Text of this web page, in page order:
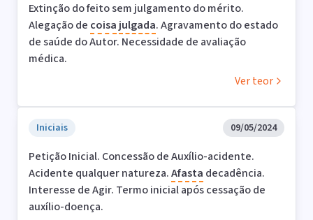
Extinção do feito sem julgamento do mérito.
Alegação de coisa julgada. Agravamento do estado
de saúde do Autor. Necessidade de avaliação
médica.
Ver teor
Iniciais 09/05/2024
Petição Inicial. Concessão de Auxílio-acidente.
Acidente qualquer natureza.Afasta decadência.
Interesse de Agir. Termo inicial após cessação de
auxílio-doença.